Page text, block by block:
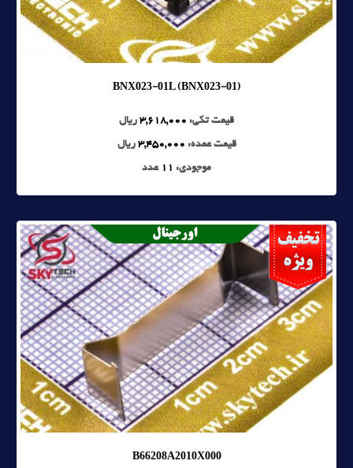
BNX023-01L (BNX023-01)
قیمت تکی: 3,618,000 ریال
قیمت عمده: 3,450,000 ریال
موجودی: 11 عدد
B66208A2010X000